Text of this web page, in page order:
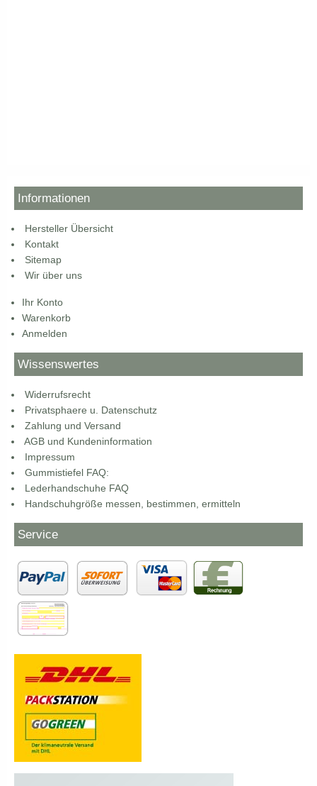
Informationen
Hersteller Übersicht
Kontakt
Sitemap
Wir über uns
Ihr Konto
Warenkorb
Anmelden
Wissenswertes
Widerrufsrecht
Privatsphaere u. Datenschutz
Zahlung und Versand
AGB und Kundeninformation
Impressum
Gummistiefel FAQ:
Lederhandschuhe FAQ
Handschuhgröße messen, bestimmen, ermitteln
Service